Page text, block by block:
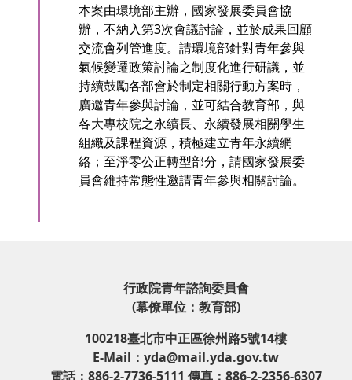
本案由環境部主辦，國家發展委員會協
辦，不納入第3次會議討論，並於成果回顧
交流會列管進度。請環境部針對青年參與
氣候變遷政策討論之制度化進行研議，並
持續鼓勵各部會於制定相關行動方案時，
廣邀青年參與討論，並可結合教育部，與
各大專校院之永續長、永續發展相關學生
組織及課程資源，積極建立青年永續網
絡；至淨零公正轉型部分，請國家發展委
員會維持常態性邀請青年參與相關討論。
行政院青年諮詢委員會
(幕僚單位：教育部)
100218臺北市中正區徐州路5號14樓
E-Mail：yda@mail.yda.gov.tw
電話：886-2-7736-5111 傳真：886-2-2356-6307